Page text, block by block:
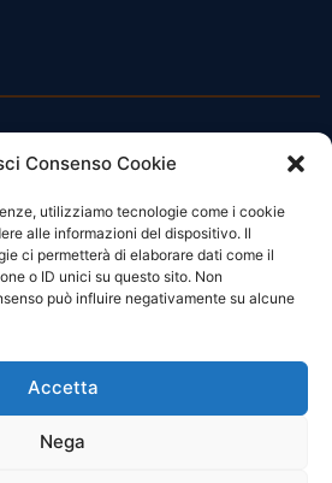
Consenso Cookie
utilizziamo tecnologie come i cookie
alle informazioni del dispositivo. Il
ci permetterà di elaborare dati come il
o ID unici su questo sito. Non
può influire negativamente su alcune
Accetta
Nega